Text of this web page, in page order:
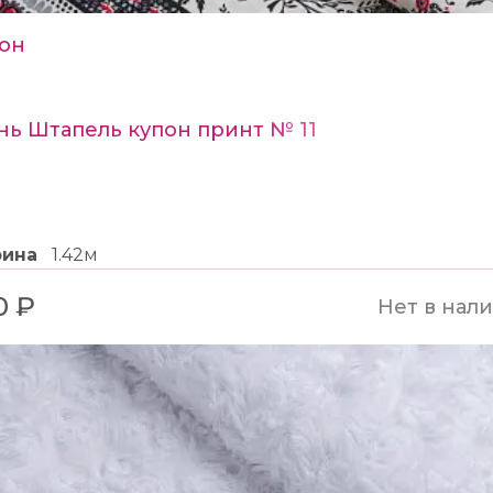
Штапель купон принт № 11
1.42м
₽ Нет в